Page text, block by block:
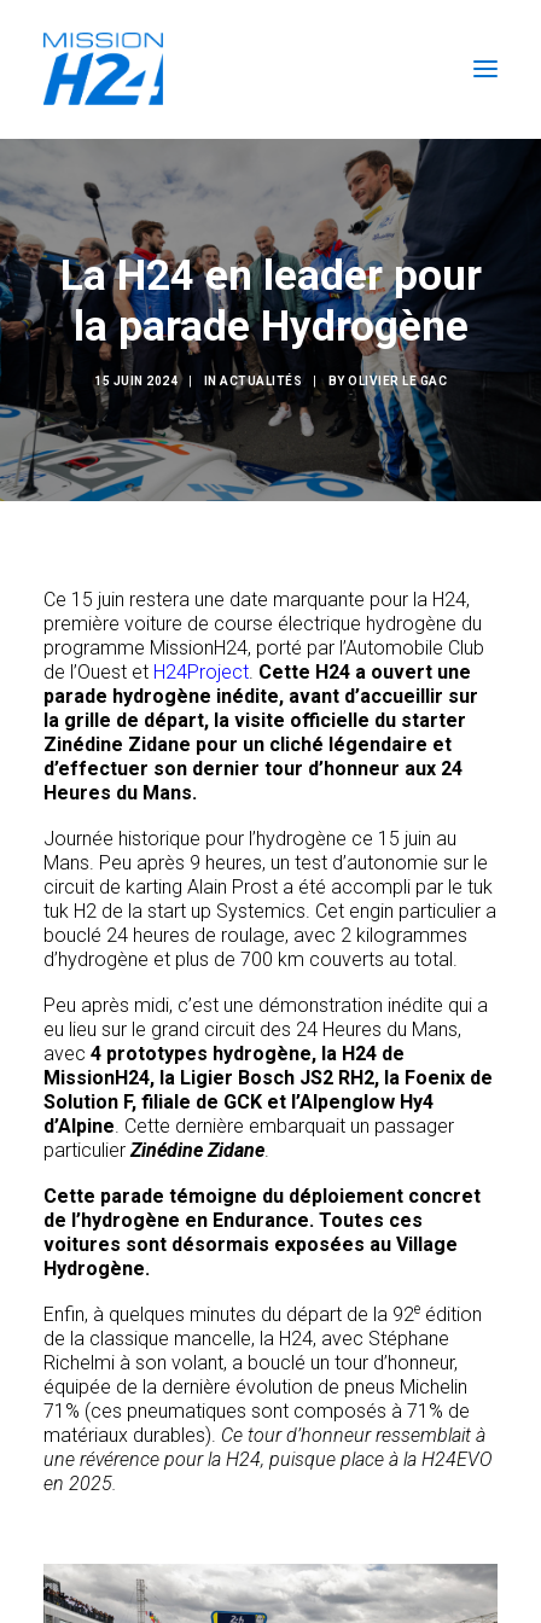
ACCUEIL
LES ACTUALITÉS
LA MISSION
L’ÉCURIE
FORMATIONS H2
RECHERCHER
FR
La H24 en leader pour
la parade Hydrogène
15 JUIN 2024 IN ACTUALITÉS BYOLIVIER LE GAC
Ce 15 juin restera une date marquante pour la H24,
première voiture de course électrique hydrogène du
programme MissionH24, porté par l’Automobile Club
de l’Ouest et H24Project. Cette H24 a ouvert une
parade hydrogène inédite, avant d’accueillir sur
la grille de départ, la visite officielle du starter
Zinédine Zidane pour un cliché légendaire et
d’effectuer son dernier tour d’honneur aux 24
Heures du Mans.
Journée historique pour l’hydrogène ce 15 juin au
Mans. Peu après 9 heures, un test d’autonomie sur le
circuit de karting Alain Prost a été accompli par le tuk
tuk H2 de la start up Systemics. Cet engin particulier a
bouclé 24 heures de roulage, avec 2 kilogrammes
d’hydrogène et plus de 700 km couverts au total.
Peu après midi, c’est une démonstration inédite qui a
eu lieu sur le grand circuit des 24 Heures du Mans,
avec 4 prototypes hydrogène, la H24 de
MissionH24, la Ligier Bosch JS2 RH2, la Foenix de
Solution F, filiale de GCK et l’Alpenglow Hy4
d’Alpine. Cette dernière embarquait un passager
particulierZinédine Zidane.
Cette parade témoigne du déploiement concret
de l’hydrogène en Endurance. Toutes ces
voitures sont désormais exposées au Village
Hydrogène.
Enfin, à quelques minutes du départ de la 92e édition
de la classique mancelle, la H24, avec Stéphane
Richelmi à son volant, a bouclé un tour d’honneur,
équipée de la dernière évolution de pneus Michelin
71% (ces pneumatiques sont composés à 71% de
matériaux durables). Ce tour d’honneur ressemblait à
une révérence pour la H24, puisque place à la H24EVO
en 2025.